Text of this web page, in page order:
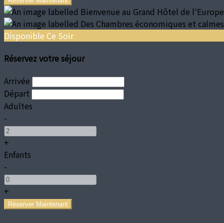
Disponible Ce Soir
Réservez votre séjour
Arrivée
Départ
Adultes
-
+
Enfants
-
+